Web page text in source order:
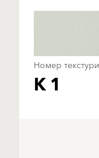
Номер текстури
K 1